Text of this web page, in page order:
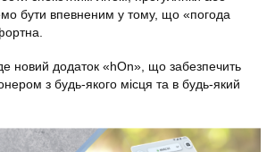
бути впевненим у тому, що «погода
новий додаток «hOn», що забезпечить
з будь-якого місця та в будь-який